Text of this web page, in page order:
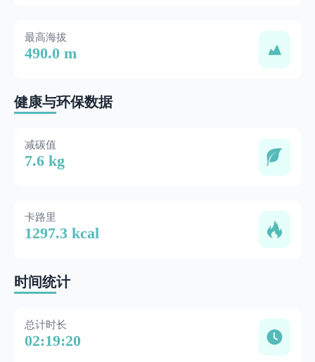
最高海拔
490.0 m
健康与环保数据
减碳值
7.6 kg
卡路里
1297.3 kcal
时间统计
总计时长
02:19:20